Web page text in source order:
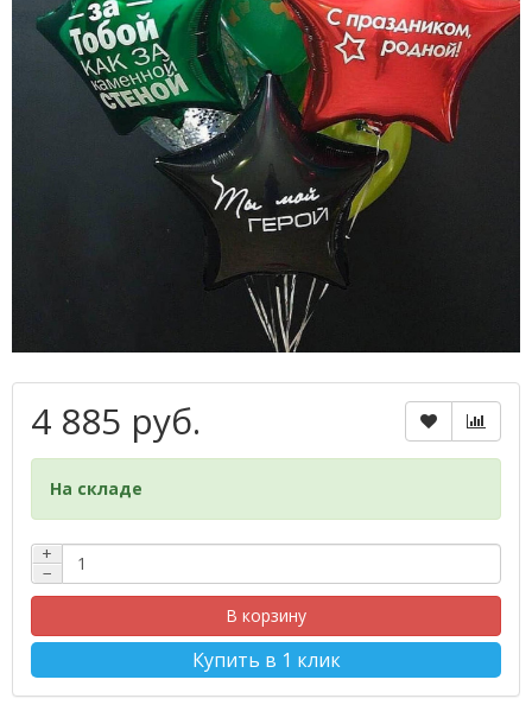
4 885 руб.
На складе
+
−
В корзину
Купить в 1 клик